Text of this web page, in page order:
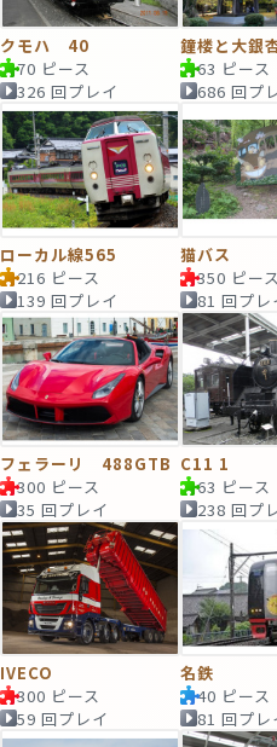
クモハ 40
70 ピース
326 回プレイ
鐘楼と大銀
63 ピース
686 回プ
ローカル線565
216 ピース
139 回プレイ
猫バス
350 ピース
81 回プレ
フェラーリ 488GTB
300 ピース
35 回プレイ
C11 1
63 ピース
238 回プ
IVECO
300 ピース
59 回プレイ
名鉄
40 ピース
81 回プレ